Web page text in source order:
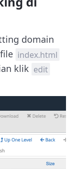
domain
index.html
klik edit